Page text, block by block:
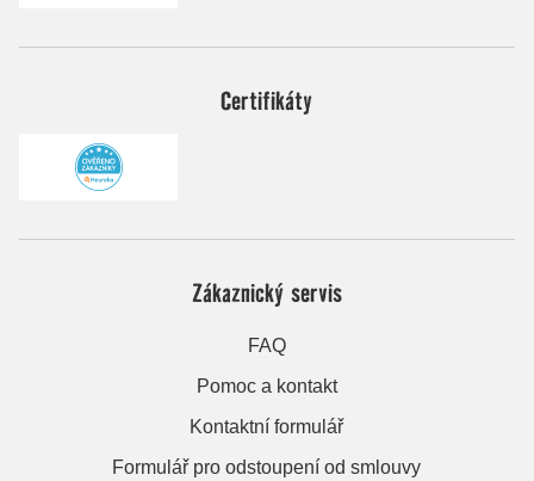
Certifikáty
Zákaznický servis
FAQ
Pomoc a kontakt
Kontaktní formulář
Formulář pro odstoupení od smlouvy